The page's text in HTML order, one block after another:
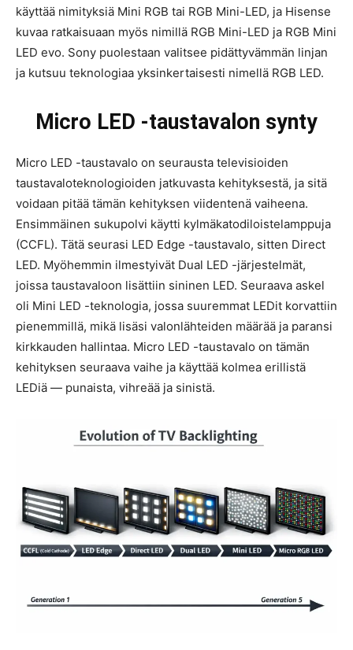
käyttää nimityksiä Mini RGB tai RGB Mini-LED, ja Hisense
kuvaa ratkaisuaan myös nimillä RGB Mini-LED ja RGB Mini
LED evo. Sony puolestaan valitsee pidättyvämmän linjan
ja kutsuu teknologiaa yksinkertaisesti nimellä RGB LED.
Micro LED -taustavalon synty
Micro LED -taustavalo on seurausta televisioiden
taustavaloteknologioiden jatkuvasta kehityksestä, ja sitä
voidaan pitää tämän kehityksen viidentenä vaiheena.
Ensimmäinen sukupolvi käytti kylmäkatodiloistelamppuja
(CCFL). Tätä seurasi LED Edge -taustavalo, sitten Direct
LED. Myöhemmin ilmestyivät Dual LED -järjestelmät,
joissa taustavaloon lisättiin sininen LED. Seuraava askel
oli Mini LED -teknologia, jossa suuremmat LEDit korvattiin
pienemmillä, mikä lisäsi valonlähteiden määrää ja paransi
kirkkauden hallintaa. Micro LED -taustavalo on tämän
kehityksen seuraava vaihe ja käyttää kolmea erillistä
LEDiä — punaista, vihreää ja sinistä.